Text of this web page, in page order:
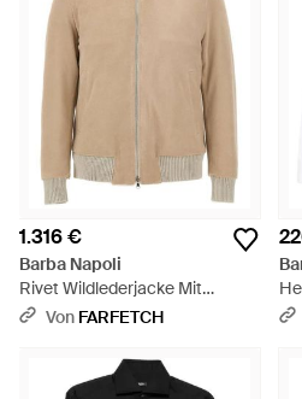
1.316 €
Barba Napoli
Rivet Wildlederjacke Mit
Shearling - Natur
Von FARFETCH